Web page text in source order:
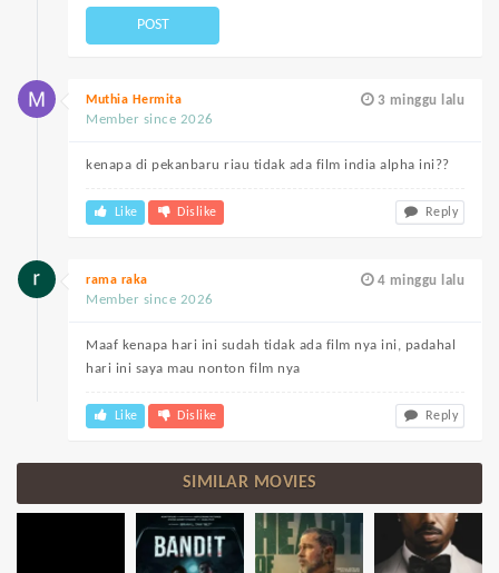
POST
3 minggu lalu
Muthia Hermita
Member since 2026
kenapa di pekanbaru riau tidak ada film india alpha ini??
Like Dislike Reply
4 minggu lalu
rama raka
Member since 2026
Maaf kenapa hari ini sudah tidak ada film nya ini, padahal
hari ini saya mau nonton film nya
Like Dislike Reply
SIMILAR MOVIES